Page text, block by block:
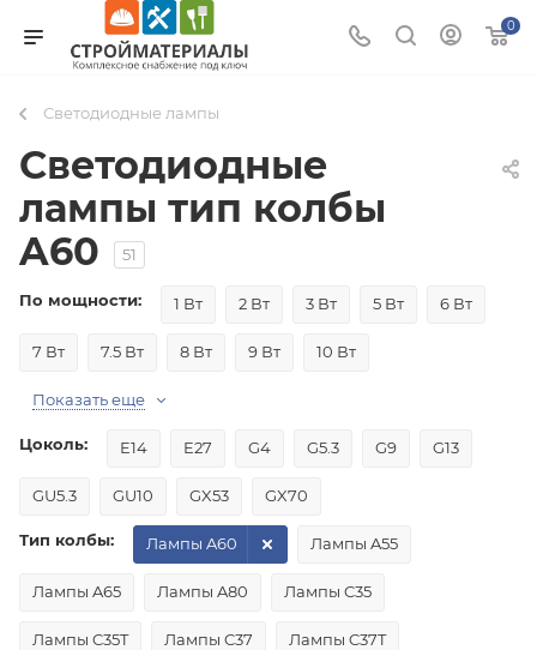
0
Светодиодные лампы
Светодиодные
лампы тип колбы
A60
51
По мощности: 1 Вт 2 Вт 3 Вт 5 Вт 6 Вт
7 Вт 7.5 Вт 8 Вт 9 Вт 10 Вт
Показать еще
Цоколь: E14 E27 G4 G5.3 G9 G13
GU5.3 GU10 GX53 GX70
Тип колбы: Лампы A55
Лампы A60
Лампы A65 Лампы A80 Лампы C35
Лампы C35T Лампы C37 Лампы C37T